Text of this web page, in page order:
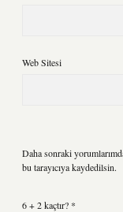
Web Sitesi
Daha sonraki
bu tarayıcıya kaydedilsin.
6 + 2 kaçtır? *